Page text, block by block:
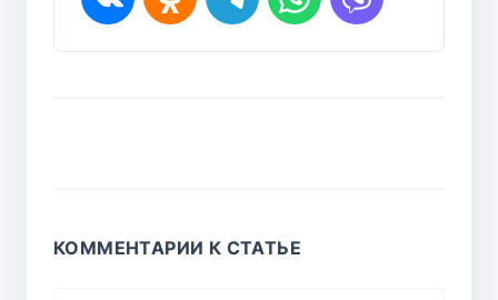
КОММЕНТАРИИ К СТАТЬЕ